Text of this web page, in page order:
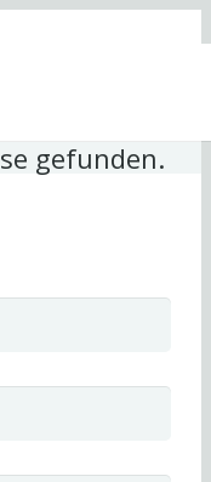
gefunden.